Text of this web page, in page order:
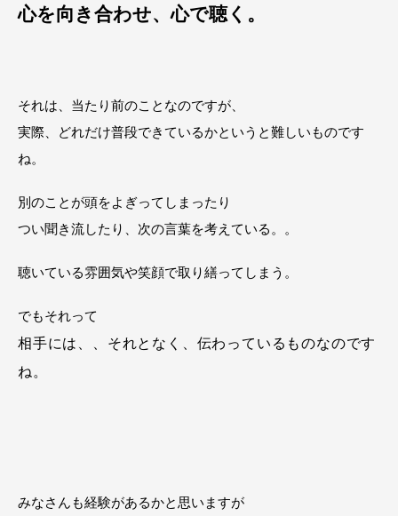
心を向き合わせ、心で聴く。
それは、当たり前のことなのですが、
実際、どれだけ普段できているかというと難しいものです
ね。
別のことが頭をよぎってしまったり
つい聞き流したり、次の言葉を考えている。。
聴いている雰囲気や笑顔で取り繕ってしまう。
でもそれって
相手には、、それとなく、伝わっているものなのです
ね。
みなさんも経験があるかと思いますが